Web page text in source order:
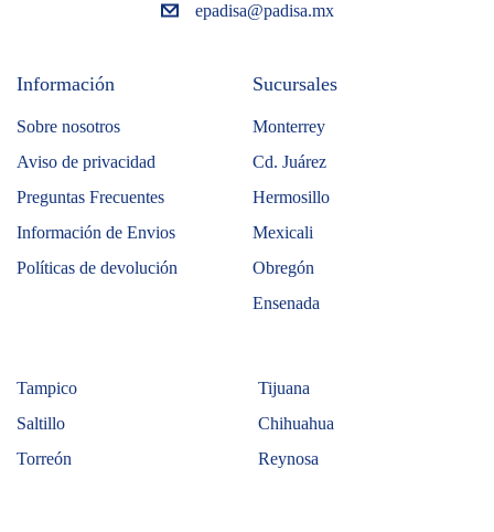
epadisa@padisa.mx
Información
Sobre nosotros
Aviso de privacidad
Preguntas Frecuentes
Información de Envios
Políticas de devolución
Sucursales
Monterrey
Cd. Juárez
Hermosillo
Mexicali
Obregón
Ensenada
Tampico
Tijuana
Saltillo
Chihuahua
Torreón
Reynosa